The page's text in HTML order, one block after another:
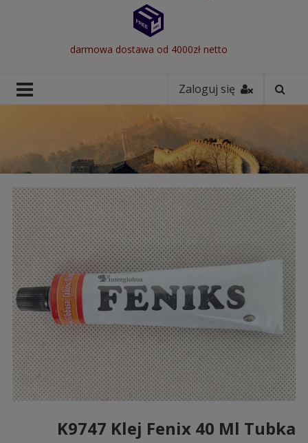
darmowa dostawa od 4000zł netto
Zaloguj się
K9747 Klej Fenix 40 Ml Tubka